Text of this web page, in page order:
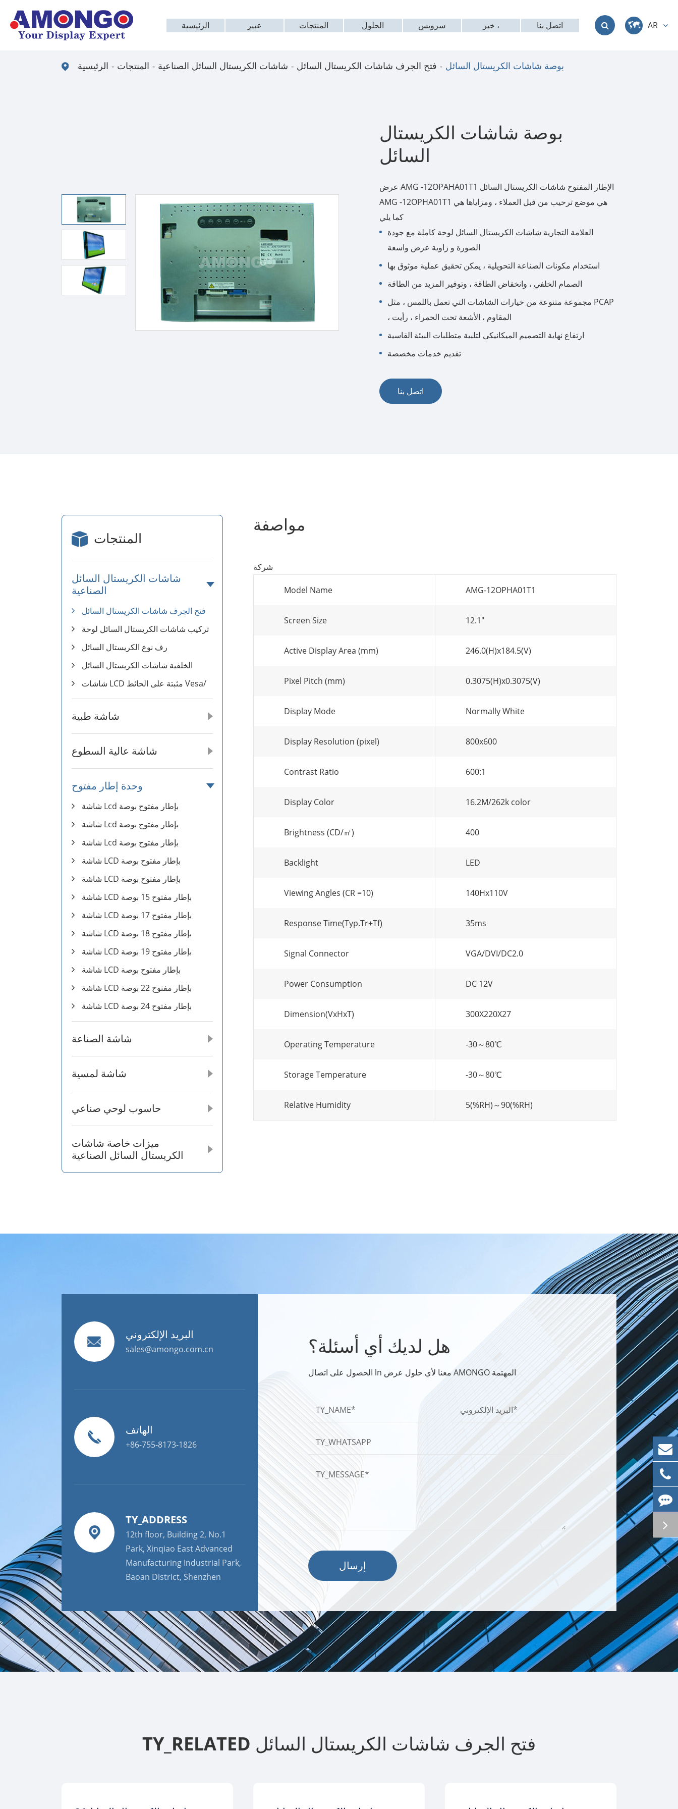
الرئيسية عبير المنتجات الحلول سرویس خبر ، اتصل بنا
AR
português
tiếng việt
الرئيسية المنتجات شاشات الكريستال السائل الصناعية فتح الجرف شاشات الكريستال السائل بوصة شاشات الكريستال السائل
بوصة شاشات الكريستال
السائل
عرض AMG -12OPAHA01T1 الإطار المفتوح شاشات الكريستال السائل
AMG -12OPHA01T1 هي موضع ترحيب من قبل العملاء ، ومزاياها هي
كما يلي
العلامة التجارية شاشات الكريستال السائل لوحة كاملة مع جودة
الصورة و زاوية عرض واسعة
استخدام مكونات الصناعة التحويلية ، يمكن تحقيق عملية موثوق بها
الصمام الخلفي ، وانخفاض الطاقة ، وتوفير المزيد من الطاقة
مجموعة متنوعة من خيارات الشاشات التي تعمل باللمس ، مثل PCAP
، المقاوم ، الأشعة تحت الحمراء ، رأيت
ارتفاع نهاية التصميم الميكانيكي لتلبية متطلبات البيئة القاسية
تقديم خدمات مخصصة
اتصل بنا
المنتجات
شاشات الكريستال السائل
الصناعية
فتح الجرف شاشات الكريستال السائل
تركيب شاشات الكريستال السائل لوحة
رف نوع الكريستال السائل
الخلفية شاشات الكريستال السائل
شاشات LCD مثبتة على الحائط Vesa/
شاشة طبية
شاشة عالية السطوع
وحدة إطار مفتوح
شاشة Lcd بإطار مفتوح بوصة
شاشة Lcd بإطار مفتوح بوصة
شاشة Lcd بإطار مفتوح بوصة
شاشة LCD بإطار مفتوح بوصة
شاشة LCD بإطار مفتوح بوصة
شاشة LCD بإطار مفتوح 15 بوصة
شاشة LCD بإطار مفتوح 17 بوصة
شاشة LCD بإطار مفتوح 18 بوصة
شاشة LCD بإطار مفتوح 19 بوصة
شاشة LCD بإطار مفتوح بوصة
شاشة LCD بإطار مفتوح 22 بوصة
شاشة LCD بإطار مفتوح 24 بوصة
شاشة الصناعة
شاشة لمسية
حاسوب لوحي صناعي
ميزات خاصة شاشات
الكريستال السائل الصناعية
مواصفة
شركة
Model Name AMG-12OPHA01T1
Screen Size 12.1"
Active Display Area (mm) 246.0(H)x184.5(V)
Pixel Pitch (mm) 0.3075(H)x0.3075(V)
Display Mode Normally White
Display Resolution (pixel) 800x600
Contrast Ratio 600:1
Display Color 16.2M/262k color
Brightness (CD/㎡) 400
Backlight LED
Viewing Angles (CR =10) 140Hx110V
Response Time(Typ.Tr+Tf) 35ms
Signal Connector VGA/DVI/DC2.0
Power Consumption DC 12V
Dimension(VxHxT) 300X220X27
Operating Temperature -30～80℃
Storage Temperature -30～80℃
Relative Humidity 5(%RH)～90(%RH)
البريد الإلكتروني
sales@amongo.com.cn
الهاتف
+86-755-8173-1826
TY_ADDRESS
12th floor, Building 2, No.1
Park, Xinqiao East Advanced
Manufacturing Industrial Park,
Baoan District, Shenzhen
هل لديك أي أسئلة؟
الحصول على اتصال ln معنا لأي حلول عرض AMONGO المهتمة
إرسال
TY_RELATED فتح الجرف شاشات الكريستال السائل